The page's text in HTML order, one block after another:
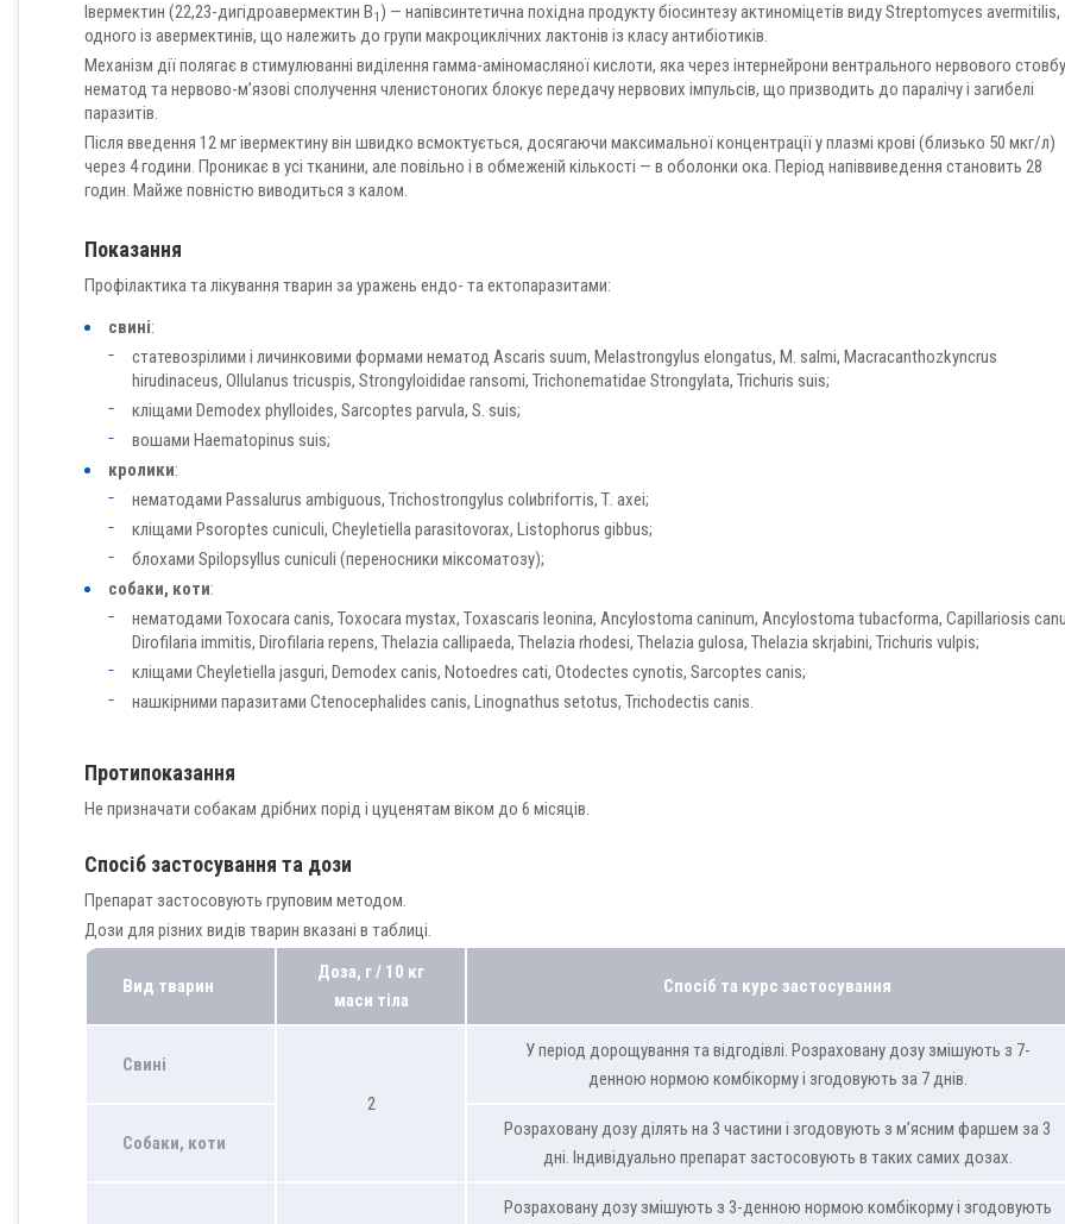
Івермектин (22,23-дигідроавермектин В1) — напівсинтетична похідна продукту біосинтезу актиноміцетів виду Streptomyces avermitilis,
одного із авермектинів, що належить до групи макроциклічних лактонів із класу антибіотиків.
Механізм дії полягає в стимулюванні виділення гамма-аміномасляної кислоти, яка через інтернейрони вентрального нервового
нематод та нервово-м’язові сполучення членистоногих блокує передачу нервових імпульсів, що призводить до паралічу і загибелі
паразитів.
Після введення 12 мг івермектину він швидко всмоктується, досягаючи максимальної концентрації у плазмі крові (близько 50 мкг/л)
через 4 години. Проникає в усі тканини, але повільно і в обмеженій кількості — в оболонки ока. Період напіввиведення становить 28
годин. Майже повністю виводиться з калом.
Показання
Профілактика та лікування тварин за уражень ендо- та ектопаразитами:
свині:
статевозрілими і личинковими формами нематод Ascaris suum, Melastrongylus elongatus, М. salmi, Macracanthozkyncrus
hirudinaceus, Ollulanus tricuspis, Strongyloididae ransomi, Trichonematidae Strongylata, Trichuris suis;
кліщами Demodex phylloides, Sarcoptes parvula, S. suis;
вошами Haematopinus suis;
кролики:
нематодами Passalurus ambiguous, Тrісhоstroпgylus соlиbrіfоrтіs, Т. ахеі;
кліщами Psoroptes cuniculi, Cheyletiella parasitovorax, Listophorus gibbus;
блохами Spilopsyllus cuniculi (переносники міксоматозу);
собаки, коти:
нематодами Toxocara canis, Toxocara mystax, Tоxascaris leonina, Ancylostoma саninum, Ancylostoma tubacforma, Capillariosis
Dirofilaria immitis, Dirofilaria repens, Thelazia callipaeda, Thelazia rhodesi, Thelazia gulosa, Thelazia skrjabini, Trichuris vulpis;
кліщами Cheyletiella jasguri, Demodex canis, Notoedres cati, Otodectes cynotis, Sarcoptes canis;
нашкірними паразитами Ctenocephalides canis, Linognathus setotus, Trichodectis canis.
Протипоказання
Не призначати собакам дрібних порід і цуценятам віком до 6 місяців.
Спосіб застосування та дози
Препарат застосовують груповим методом.
Дози для різних видів тварин вказані в таблиці.
Вид тварин
Доза, г / 10 кг
маси тіла
Спосіб та курс застосування
Свині
2
У період дорощування та відгодівлі. Розраховану дозу змішують з 7-
денною нормою комбікорму і згодовують за 7 днів.
Собаки, коти
Розраховану дозу ділять на 3 частини і згодовують з м’ясним фаршем за 3
дні. Індивідуально препарат застосовують в таких самих дозах.
Розраховану дозу змішують з 3-денною нормою комбікорму і згодовують